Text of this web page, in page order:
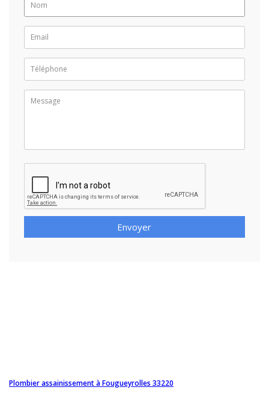
Envoyer
Plombier assainissement à Fougueyrolles 33220